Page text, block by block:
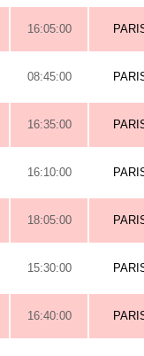
16:05:00
08:45:00
16:35:00
16:10:00
18:05:00
15:30:00
16:40:00